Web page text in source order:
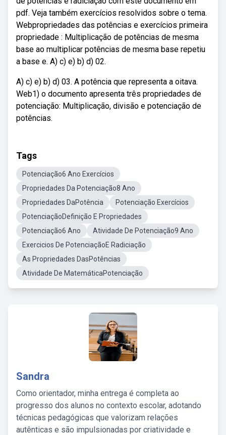
pdf. Veja também exercícios resolvidos sobre o tema.
Webpropriedades das potências e exercícios primeira
propriedade : Multiplicação de potências de mesma
base ao multiplicar potências de mesma base repetiu
a base e. A) c) e) b) d) 02.
A) c) e) b) d) 03. A potência que representa a oitava.
Web1) o documento apresenta três propriedades de
potenciação: Multiplicação, divisão e potenciação de
potências.
Tags
Potenciação6 Ano Exercícios
Propriedades Da Potenciação8 Ano
Propriedades DaPotência
Potenciação Exercícios
PotenciaçãoDefinição E Propriedades
Potenciação6 Ano
Atividade De Potenciação9 Ano
Exercicios De PotenciaçãoE Radiciação
As Propriedades DasPotências
Atividade De MatemáticaPotenciação
Sandra
Como orientador, minha entrega é completa ao
progresso dos alunos no contexto escolar, adotando
técnicas pedagógicas que valorizam relações
autênticas e são impulsionadas por criatividade e